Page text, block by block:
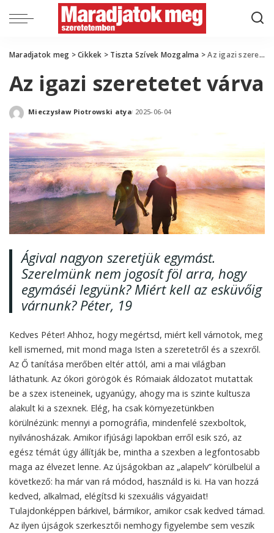
Maradjatok meg >Cikkek > Tiszta Szívek Mozgalma >Az igazi szeretetet várva
Az igazi szeretetet várva
Posted
Mieczysław Piotrowski atya 2025-06-04
Ágival nagyon szeretjük egymást.
Szerelmünk nem jogosít föl arra, hogy
egymáséi legyünk? Miért kell az esküvőig
várnunk? Péter, 19
Kedves Péter! Ahhoz, hogy megértsd, miért kell várnotok, meg
kell ismerned, mit mond maga Isten a szeretetről és a szexről.
Az Ő tanítása merőben eltér attól, ami a mai világban
láthatunk. Az ókori görögök és Rómaiak áldozatot mutattak
be a szex isteneinek, ugyanúgy, ahogy ma is szinte kultusza
alakult ki a szexnek. Elég, ha csak környezetünkben
körülnézünk: mennyi a pornográfia, mindenfelé szexboltok,
nyilvánosházak. Amikor ifjúsági lapokban erről esik szó, az
egész témát úgy állítják be, mintha a szexben a legfontosabb
maga az élvezet lenne. Az újságokban az „alapelv” körülbelül a
következő: ha már van rá módod, használd is ki. Ha van hozzá
kedved, alkalmad, elégítsd ki szexuális vágyaidat!
Tulajdonképpen bárkivel, bármikor, amikor csak kedved támad.
Az ilyen újságok szerkesztői nemhogy figyelembe sem veszik